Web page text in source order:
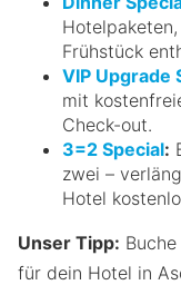
Frühstück
VIP Upgrade
mit
Check-out.
3=2 Special:
zwei –
Hotel
Unser Tipp:
für dein Hotel in